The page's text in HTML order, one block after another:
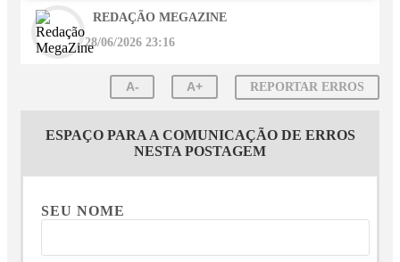
REDAÇÃO MEGAZINE
28/06/2026 23:16
A- A+ REPORTAR ERROS
ESPAÇO PARA A COMUNICAÇÃO DE ERROS
NESTA POSTAGEM
SEU NOME